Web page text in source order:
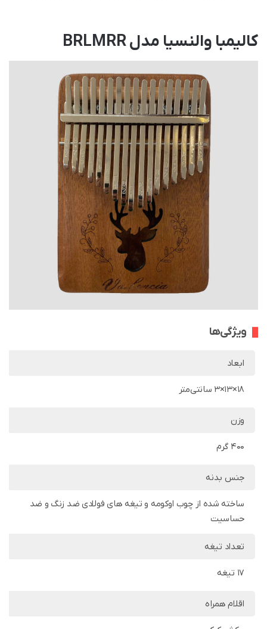
کالیمبا والنسیا مدل BRLMRR
ویژگی‌ها
ابعاد
18×13×3 سانتی‌متر
وزن
400 گرم
جنس بدنه
ساخته شده از چوب اوکومه و تیغه های فولادی ضد زنگ و ضد
حساسیت
تعداد تیغه
17 تیغه
اقلام همراه